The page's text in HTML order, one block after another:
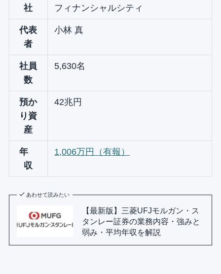
社
フィナンシャルシティ
代表
者
小林 真
社員
数
5,630名
預か
り資
産
42兆円
年
収
1,006万円（有報）
あわせて読みたい
【最新版】三菱UFJモルガン・ス
タンレー証券の業務内容・強みと
弱み・平均年収を解説